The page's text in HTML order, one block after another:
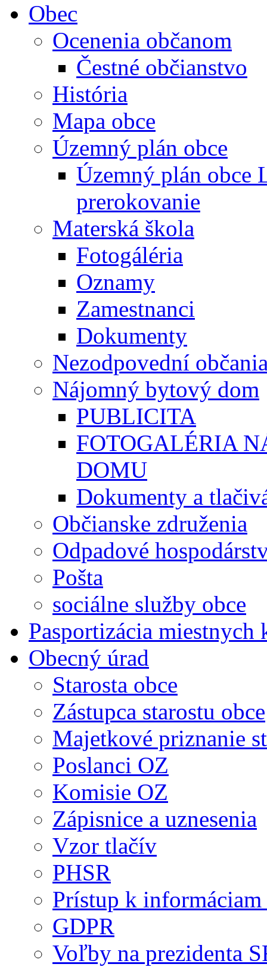
Obec
Ocenenia občanom
Čestné občianstvo
História
Mapa obce
Územný plán obce
Územný plán obce
prerokovanie
Materská škola
Fotogáléria
Oznamy
Zamestnanci
Dokumenty
Nezodpovední
Nájomný bytový dom
PUBLICITA
FOTOGALÉRIA
DOMU
Dokumenty a
Občianske združenia
Odpadové
Pošta
sociálne služby obce
Pasportizácia
Obecný úrad
Starosta obce
Zástupca starostu obce
Majetkové priznanie
Poslanci OZ
Komisie OZ
Zápisnice a uznesenia
Vzor tlačív
PHSR
Prístup k
GDPR
Voľby na prezidenta